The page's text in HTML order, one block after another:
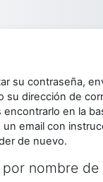
su contraseña,
su dirección de
encontrarlo en la
un email con
de nuevo.
nombre de
por nombre de